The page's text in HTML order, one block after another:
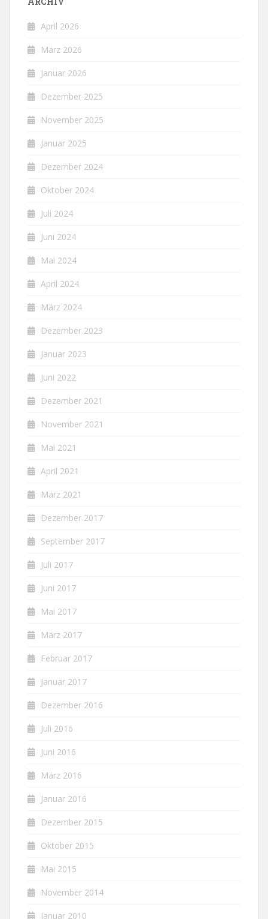
April 2026
März 2026
Januar 2026
Dezember 2025
November 2025
Januar 2025
Dezember 2024
Oktober 2024
Juli 2024
Juni 2024
Mai 2024
April 2024
März 2024
Dezember 2023
Januar 2023
Juni 2022
Dezember 2021
November 2021
Mai 2021
April 2021
März 2021
Dezember 2017
September 2017
Juli 2017
Juni 2017
Mai 2017
März 2017
Februar 2017
Januar 2017
Dezember 2016
Juli 2016
Juni 2016
März 2016
Januar 2016
Dezember 2015
Oktober 2015
Mai 2015
November 2014
Januar 2010